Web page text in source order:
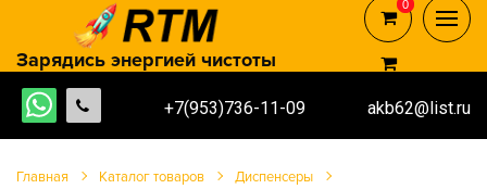
+7(953)736-11-09 akb62@list.ru
Зарядись энергией чистоты
0
0
Главная Каталог товаров
Диспенсеры